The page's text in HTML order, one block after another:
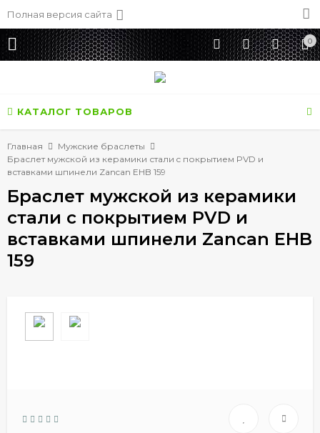
Полная версия сайта
0
КАТАЛОГ ТОВАРОВ
Главная
Мужские браслеты
Браслет мужской из керамики стали c покрытием PVD и
вставками шпинели Zancan EHB 159
Браслет мужской из керамики
стали c покрытием PVD и
вставками шпинели Zancan EHB
159